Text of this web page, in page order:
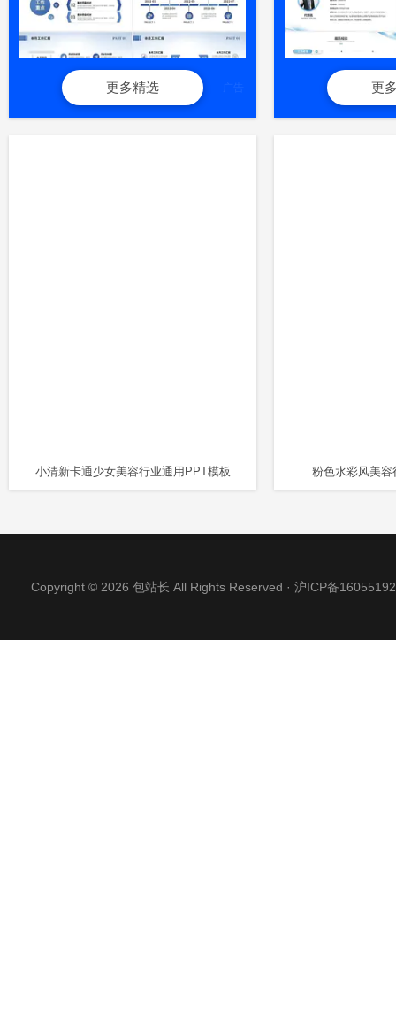
更多精选 广告 更
小清新卡通少女美容行业通用PPT模板 粉色水彩风美
Copyright © 2026 包站长 All Rights Reserved · 沪ICP备